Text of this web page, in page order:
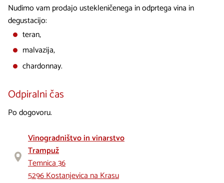
Nudimo vam prodajo ustekleničenega in odprtega vina in
degustacijo:
teran,
malvazija,
chardonnay.
Odpiralni čas
Po dogovoru.
Vinogradništvo in vinarstvo
Trampuž
Temnica 36
5296 Kostanjevica na Krasu